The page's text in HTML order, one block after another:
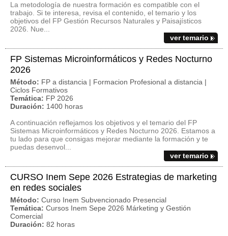
La metodología de nuestra formación es compatible con el
trabajo. Si te interesa, revisa el contenido, el temario y los
objetivos del FP Gestión Recursos Naturales y Paisajísticos
2026. Nue...
ver temario
FP Sistemas Microinformáticos y Redes Nocturno
2026
Método: FP a distancia | Formacion Profesional a distancia |
Ciclos Formativos
Temática: FP 2026
Duración: 1400 horas
A continuación reflejamos los objetivos y el temario del FP
Sistemas Microinformáticos y Redes Nocturno 2026. Estamos a
tu lado para que consigas mejorar mediante la formación y te
puedas desenvol...
ver temario
CURSO Inem Sepe 2026 Estrategias de marketing
en redes sociales
Método: Curso Inem Subvencionado Presencial
Temática: Cursos Inem Sepe 2026 Márketing y Gestión
Comercial
Duración: 82 horas